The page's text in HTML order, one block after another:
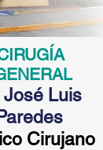
José Luis
Paredes
Cirujano